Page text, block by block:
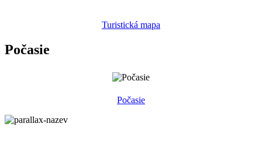
Turistická mapa
Počasie
Počasie